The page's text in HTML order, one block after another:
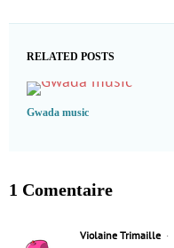
RELATED POSTS
Gwada music
1 Comentaire
Violaine Trimaille